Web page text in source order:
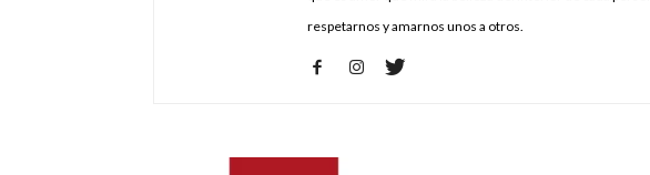
respetarnos y amarnos unos a otros.